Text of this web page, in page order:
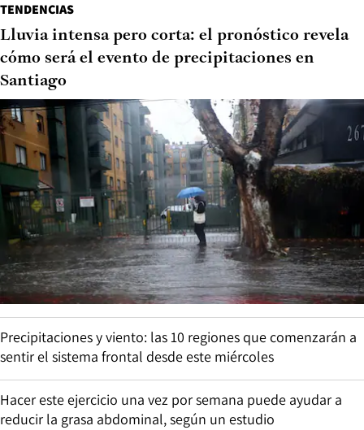
TENDENCIAS
Lluvia intensa pero corta: el pronóstico revela
cómo será el evento de precipitaciones en
Santiago
Precipitaciones y viento: las 10 regiones que comenzarán a
sentir el sistema frontal desde este miércoles
Hacer este ejercicio una vez por semana puede ayudar a
reducir la grasa abdominal, según un estudio